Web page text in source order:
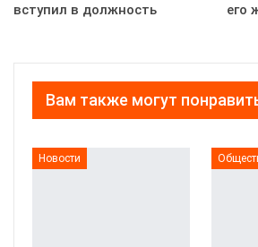
вступил в должность
его
Вам также могут
Новости